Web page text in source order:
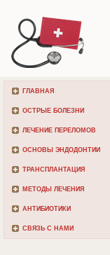
ГЛАВНАЯ
ОСТРЫЕ БОЛЕЗНИ
ЛЕЧЕНИЕ ПЕРЕЛОМОВ
ОСНОВЫ ЭНДОДОНТИИ
ТРАНСПЛАНТАЦИЯ
МЕТОДЫ ЛЕЧЕНИЯ
АНТИБИОТИКИ
СВЯЗЬ С НАМИ